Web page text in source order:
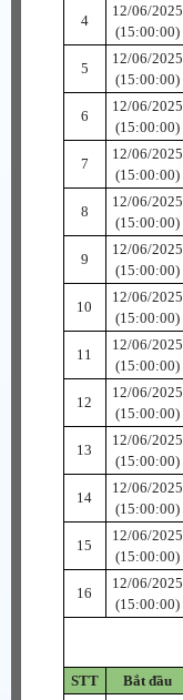
4
12/06/2025
(15:00:00)
5
12/06/2025
(15:00:00)
6
12/06/2025
(15:00:00)
7
12/06/2025
(15:00:00)
8
12/06/2025
(15:00:00)
9
12/06/2025
(15:00:00)
10
12/06/2025
(15:00:00)
11
12/06/2025
(15:00:00)
12
12/06/2025
(15:00:00)
13
12/06/2025
(15:00:00)
14
12/06/2025
(15:00:00)
15
12/06/2025
(15:00:00)
16
12/06/2025
(15:00:00)
STT Bắt đầu